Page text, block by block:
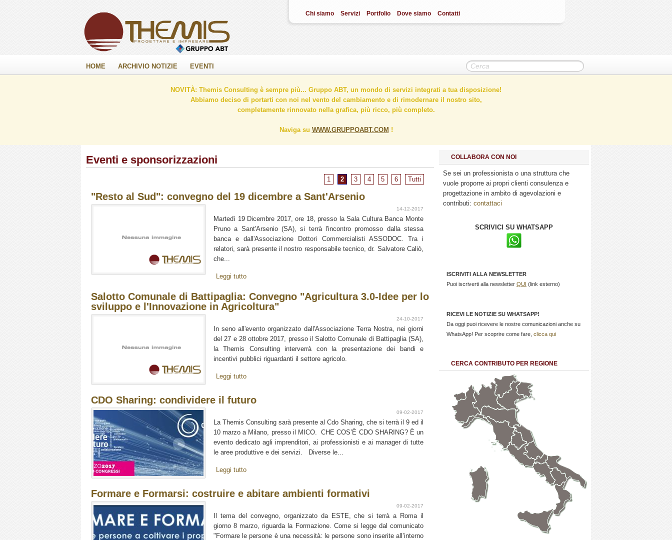
Chi siamo Servizi Portfolio Dove siamo Contatti
HOME ARCHIVIO NOTIZIE EVENTI
NOVITÀ: Themis Consulting è sempre più... Gruppo ABT, un mondo di servizi integrati a tua disposizione!
Abbiamo deciso di portarti con noi nel vento del cambiamento e di rimodernare il nostro sito,
completamente rinnovato nella grafica, più ricco, più completo.
Naviga su WWW.GRUPPOABT.COM !
Eventi e sponsorizzazioni
1 2 3 4 5 6 Tutti
"Resto al Sud": convegno del 19 dicembre a Sant'Arsenio
14-12-2017
Martedì 19 Dicembre 2017, ore 18, presso la Sala Cultura Banca Monte
Pruno a Sant'Arsenio (SA), si terrà l'incontro promosso dalla stessa
banca e dall'Associazione Dottori Commercialisti ASSODOC. Tra i
relatori, sarà presente il nostro responsabile tecnico, dr. Salvatore Caliò,
che...
Leggi tutto
Salotto Comunale di Battipaglia: Convegno "Agricultura 3.0-Idee per lo
sviluppo e l'Innovazione in Agricoltura"
24-10-2017
In seno all'evento organizzato dall'Associazione Terra Nostra, nei giorni
del 27 e 28 ottobre 2017, presso il Salotto Comunale di Battipaglia (SA),
la Themis Consulting interverrà con la presentazione dei bandi e
incentivi pubblici riguardanti il settore agricolo.
Leggi tutto
CDO Sharing: condividere il futuro
09-02-2017
La Themis Consulting sarà presente al Cdo Sharing, che si terrà il 9 ed il
10 marzo a Milano, presso il MICO. CHE COS’È CDO SHARING? È un
evento dedicato agli imprenditori, ai professionisti e ai manager di tutte
le aree produttive e dei servizi. Diverse le...
Leggi tutto
Formare e Formarsi: costruire e abitare ambienti formativi
09-02-2017
Il tema del convegno, organizzato da ESTE, che si terrà a Roma il
giorno 8 marzo, riguarda la Formazione. Come si legge dal comunicato
"Formare le persone è una necessità: le persone sono inserite all’interno
COLLABORA CON NOI
Se sei un professionista o una struttura che
vuole proporre ai propri clienti consulenza e
progettazione in ambito di agevolazioni e
contributi: contattaci
SCRIVICI SU WHATSAPP
ISCRIVITI ALLA NEWSLETTER
Puoi iscriverti alla newsletter QUI (link esterno)
RICEVI LE NOTIZIE SU WHATSAPP!
Da oggi puoi ricevere le nostre comunicazioni anche su
WhatsApp! Per scoprire come fare, clicca qui
CERCA CONTRIBUTO PER REGIONE
Abruzzo
Basilicata
Emilia Romagna
Friuli
Venezia
Giulia
Lombardia
Marche
Molise
Piemonte
Puglia
Trentino
Adige
Umbria
Valle
d'Aosta